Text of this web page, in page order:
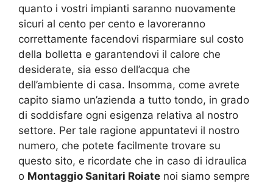
quanto i vostri impianti saranno nuovamente
sicuri al cento per cento e lavoreranno
correttamente facendovi risparmiare sul costo
della bolletta e garantendovi il calore che
desiderate, sia esso dell’acqua che
dell’ambiente di casa. Insomma, come avrete
capito siamo un’azienda a tutto tondo, in grado
di soddisfare ogni esigenza relativa al nostro
settore. Per tale ragione appuntatevi il nostro
numero, che potete facilmente trovare su
questo sito, e ricordate che in caso di idraulica
o Montaggio Sanitari Roiate noi siamo sempre